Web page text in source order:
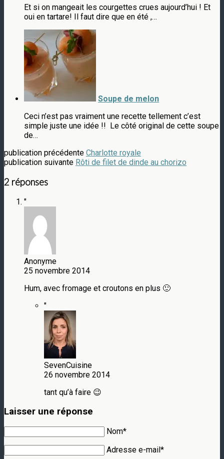
Et si on mangeait les courgettes crues aujourd’hui ! Et
oui en tartare! Il faut dire que en été ,…
Soupe de melon
Ceci n’est pas vraiment une recette tellement c’est
simple juste une idée !! Le côté original de cette soupe
de…
publication précédente Charlotte royale
publication suivante Rôti de filet de dinde au chorizo
2 réponses
"
Anonyme
25 novembre 2014
Hum, avec fromage et croutons en plus 🙂
"
SevenCuisine
26 novembre 2014
tant qu’à faire 😉
Laisser une réponse
Nom*
Adresse e-mail*